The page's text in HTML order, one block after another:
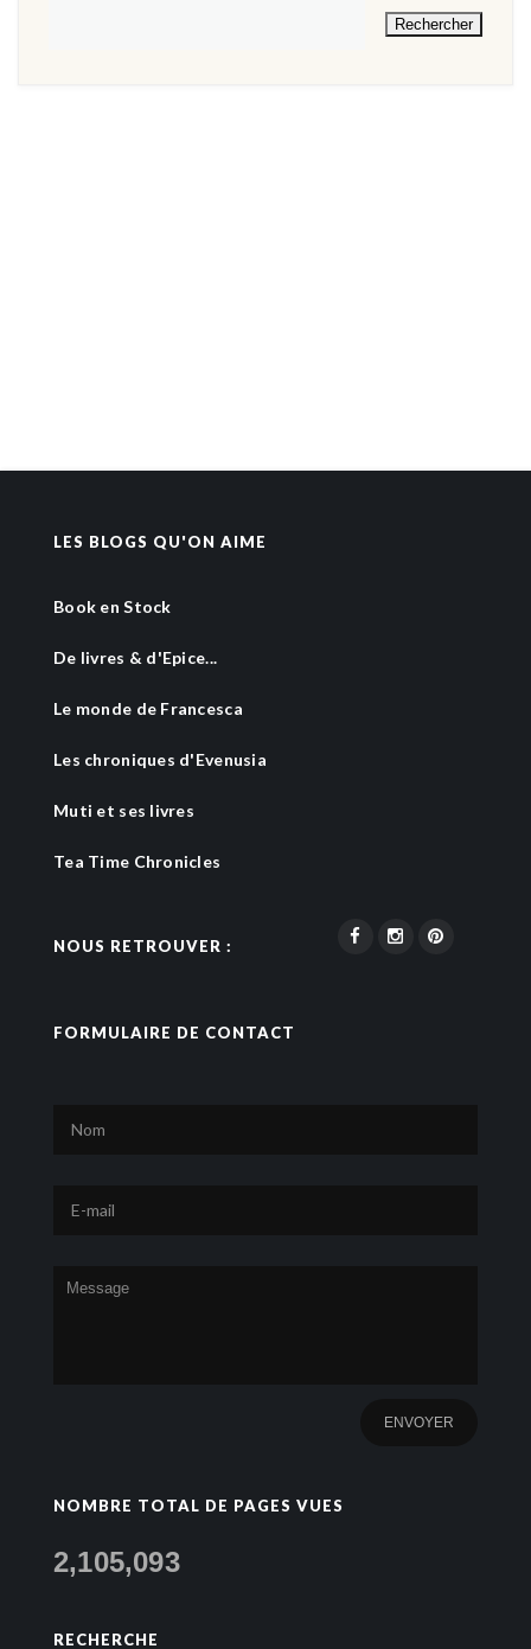
LES BLOGS QU'ON AIME
Book en Stock
De livres & d'Epice...
Le monde de Francesca
Les chroniques d'Evenusia
Muti et ses livres
Tea Time Chronicles
NOUS RETROUVER :
FORMULAIRE DE CONTACT
NOMBRE TOTAL DE PAGES VUES
2,105,093
RECHERCHE